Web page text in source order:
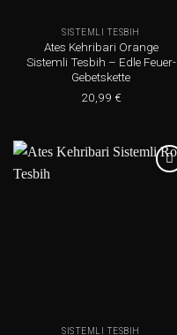
SISTEMLI TESBIH
Ates Kehribari Orange
Sistemli Tesbih – Edle Feuer-
Gebetskette
20,99 €
SISTEMLI TESBIH